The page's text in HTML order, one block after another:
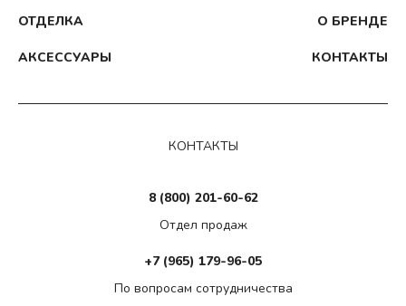
ОТДЕЛКА
АКСЕССУАРЫ
О БРЕНДЕ
КОНТАКТЫ
КОНТАКТЫ
По вопросам сотрудничества
+7 (965) 179-96-05
Отдел продаж
8 (800) 201-60-62